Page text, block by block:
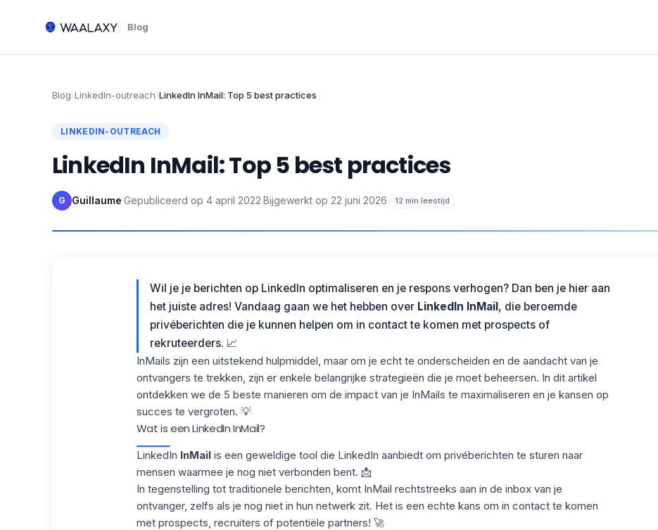
Blog
Blog›LinkedIn-outreach›LinkedIn InMail: Top 5 best practices
LINKEDIN-OUTREACH
LinkedIn InMail: Top 5 best practices
G Guillaume·Gepubliceerd op 4 april 2022·Bijgewerkt op 22 juni 2026· 12 min leestijd
Wil je je berichten op LinkedIn optimaliseren en je respons verhogen? Dan ben je hier aan
het juiste adres! Vandaag gaan we het hebben over LinkedIn InMail, die beroemde
privéberichten die je kunnen helpen om in contact te komen met prospects of
rekruteerders. 📈
InMails zijn een uitstekend hulpmiddel, maar om je echt te onderscheiden en de aandacht van je
ontvangers te trekken, zijn er enkele belangrijke strategieën die je moet beheersen. In dit artikel
ontdekken we de 5 beste manieren om de impact van je InMails te maximaliseren en je kansen op
succes te vergroten. 💡
Wat is een LinkedIn InMail?
LinkedIn InMailis een geweldige tool die LinkedIn aanbiedt om privéberichten te sturen naar
mensen waarmee je nog niet verbonden bent. 📩
In tegenstelling tot traditionele berichten, komt InMail rechtstreeks aan in de inbox van je
ontvanger, zelfs als je nog niet in hun netwerk zit. Het is een echte kans om in contact te komen
met prospects, recruiters of potentiële partners! 🚀